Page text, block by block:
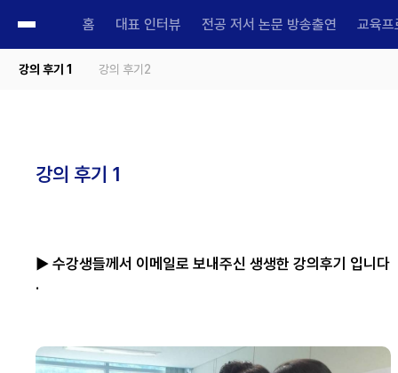
홈 대표 인터뷰 전공 저서 논문 방송출연 교육프
강의 후기 1 강의 후기2
강의 후기 1
▶ 수강생들께서 이메일로 보내주신 생생한 강의후기 입니다
.